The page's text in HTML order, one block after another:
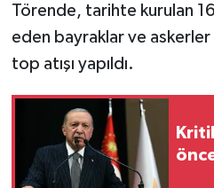
Törende, tarihte kurulan
eden bayraklar ve askerler
top atışı yapıldı.